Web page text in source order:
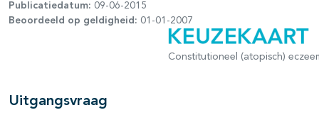
Publicatiedatum: 09-06-2015
Beoordeeld op geldigheid: 01-01-2007
Constitutioneel (atopisch)
Uitgangsvraag